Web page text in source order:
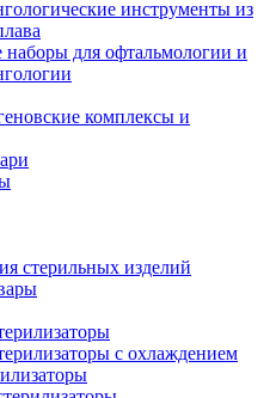
инструменты из
для офтальмологии и
комплексы и
стерильных изделий
с охлаждением